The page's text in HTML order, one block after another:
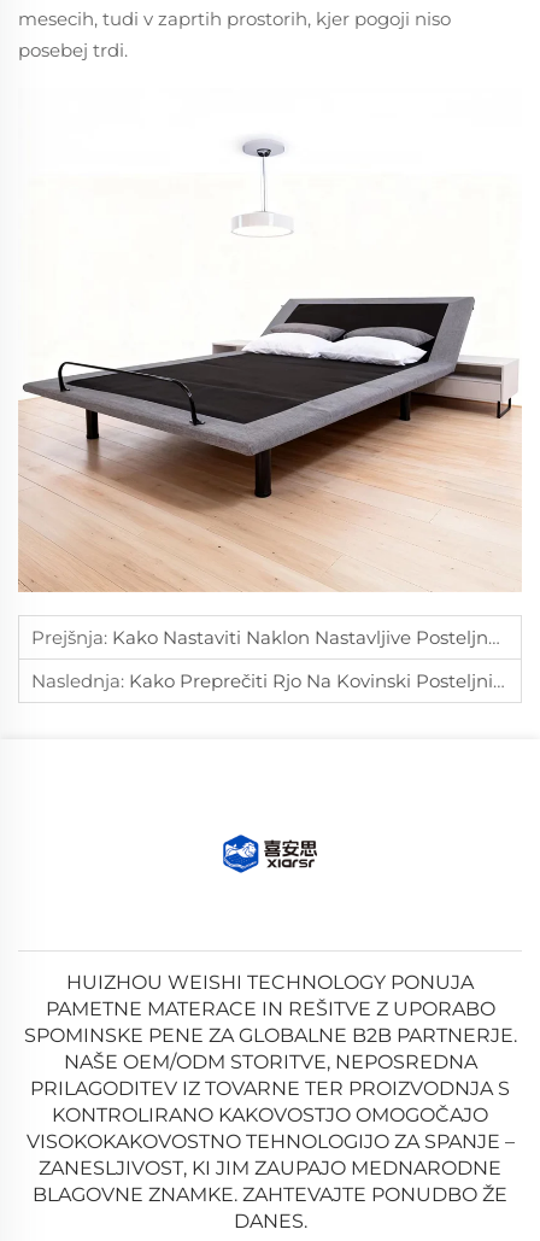
mesecih, tudi v zaprtih prostorih, kjer pogoji niso
posebej trdi.
Prejšnja: Kako Nastaviti Naklon Nastavljive Posteljne Podlage Za Branje?
Naslednja: Kako Preprečiti Rjo Na Kovinski Posteljni Podlagi Med Vsakodnevno Uporabo?
HUIZHOU WEISHI TECHNOLOGY PONUJA
PAMETNE MATERACE IN REŠITVE Z UPORABO
SPOMINSKE PENE ZA GLOBALNE B2B PARTNERJE.
NAŠE OEM/ODM STORITVE, NEPOSREDNA
PRILAGODITEV IZ TOVARNE TER PROIZVODNJA S
KONTROLIRANO KAKOVOSTJO OMOGOČAJO
VISOKOKAKOVOSTNO TEHNOLOGIJO ZA SPANJE –
ZANESLJIVOST, KI JIM ZAUPAJO MEDNARODNE
BLAGOVNE ZNAMKE. ZAHTEVAJTE PONUDBO ŽE
DANES.